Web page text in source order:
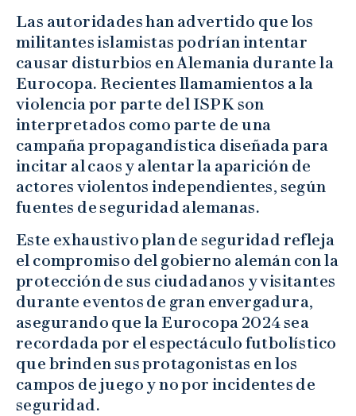
Las autoridades han advertido que los
militantes islamistas podrían intentar
causar disturbios en Alemania durante la
Eurocopa. Recientes llamamientos a la
violencia por parte del ISPK son
interpretados como parte de una
campaña propagandística diseñada para
incitar al caos y alentar la aparición de
actores violentos independientes, según
fuentes de seguridad alemanas.
Este exhaustivo plan de seguridad refleja
el compromiso del gobierno alemán con la
protección de sus ciudadanos y visitantes
durante eventos de gran envergadura,
asegurando que la Eurocopa 2024 sea
recordada por el espectáculo futbolístico
que brinden sus protagonistas en los
campos de juego y no por incidentes de
seguridad.